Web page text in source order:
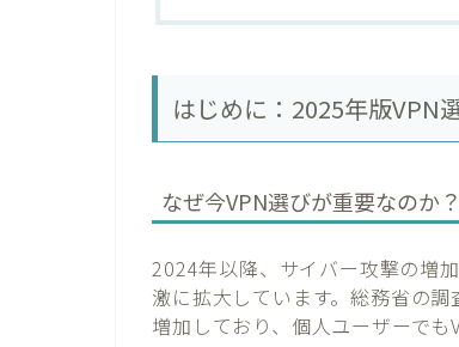
はじめに：2025年版VPN
なぜ今VPN選びが重要なのか？
2024年以降、サイバー攻撃の増
激に拡大しています。総務省の
増加しており、個人ユーザーでも